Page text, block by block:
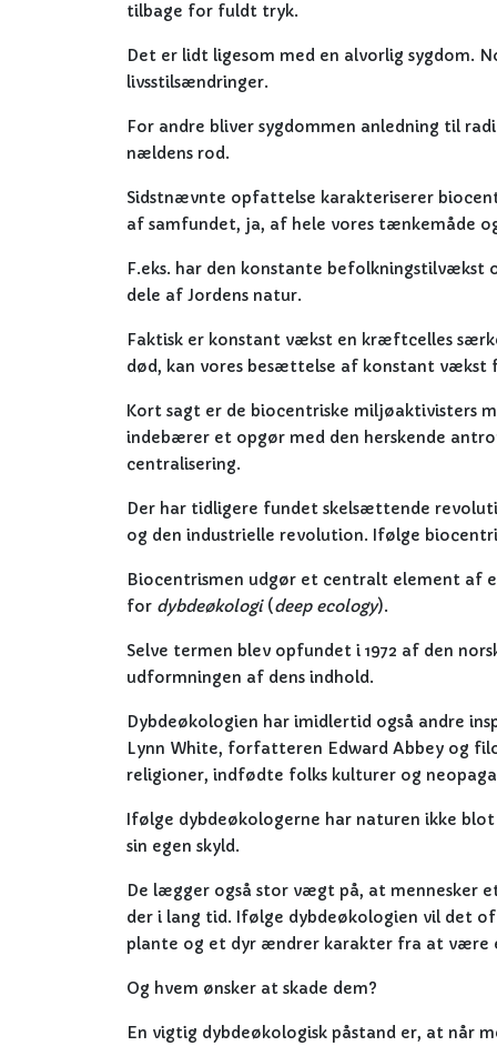
tilbage for fuldt tryk.
Det er lidt ligesom med en alvorlig sygdom.
livsstilsændringer.
For andre bliver sygdommen anledning til
nældens rod.
Sidstnævnte opfattelse karakteriserer
af samfundet, ja, af hele vores tænkemåde
F.eks. har den konstante
dele af Jordens natur.
Faktisk er konstant vækst en kræftcelles
død, kan vores besættelse af konstant vækst
Kort sagt er de biocentriske miljøaktivisters
indebærer et opgør med den herskende
centralisering.
Der har tidligere fundet skelsættende
og den industrielle revolution. Ifølge
Biocentrismen udgør et centralt element af
for dybdeøkologi(deep ecology).
Selve termen blev opfundet i 1972 af den
udformningen af dens indhold.
Dybdeøkologien har imidlertid også andre
Lynn White, forfatteren Edward Abbey og
religioner, indfødte folks kulturer og
Ifølge dybdeøkologerne har naturen ikke
sin egen skyld.
De lægger også stor vægt på, at mennesker
der i lang tid. Ifølge dybdeøkologien vil det
plante og et dyr ændrer karakter fra at være
Og hvem ønsker at skade dem?
En vigtig dybdeøkologisk påstand er, at når